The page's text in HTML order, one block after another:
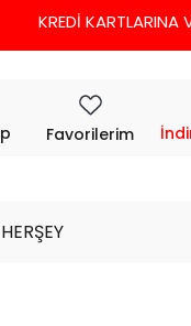
KREDİ KARTLARINA
Favorilerim